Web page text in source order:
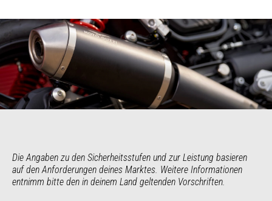
Die Angaben zu den Sicherheitsstufen und zur Leistung basieren
auf den Anforderungen deines Marktes. Weitere Informationen
entnimm bitte den in deinem Land geltenden Vorschriften.